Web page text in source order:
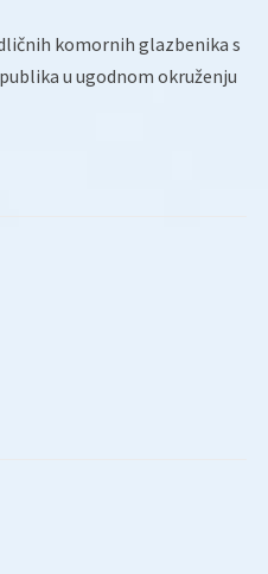
komornih glazbenika s
u ugodnom okruženju